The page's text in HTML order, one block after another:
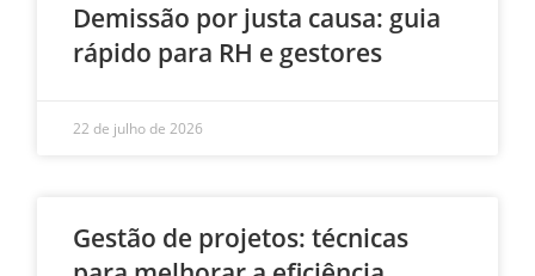
Demissão por justa causa: guia
rápido para RH e gestores
22 de julho de 2026
Gestão de projetos: técnicas